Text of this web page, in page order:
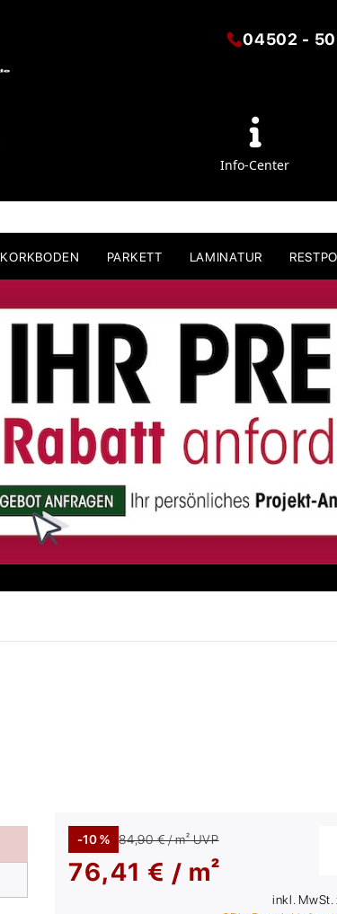
04502 -
Info-Center
KORKBODEN PARKETT LAMINATUR
-10 % 84,90 € / m²UVP
76,41 € / m²
inkl. MwSt.